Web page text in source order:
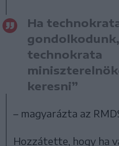
Ha
technokrata
keresni”
– magyarázta az
Hozzátette, hogy ha